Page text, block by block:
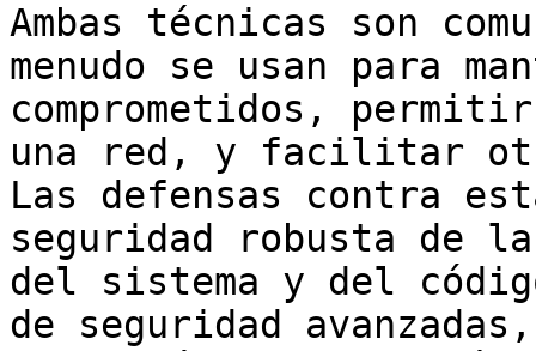
Ambas técnicas son
menudo se usan para
comprometidos,
una red, y facilitar
Las defensas contra
seguridad robusta de
del sistema y del
de seguridad